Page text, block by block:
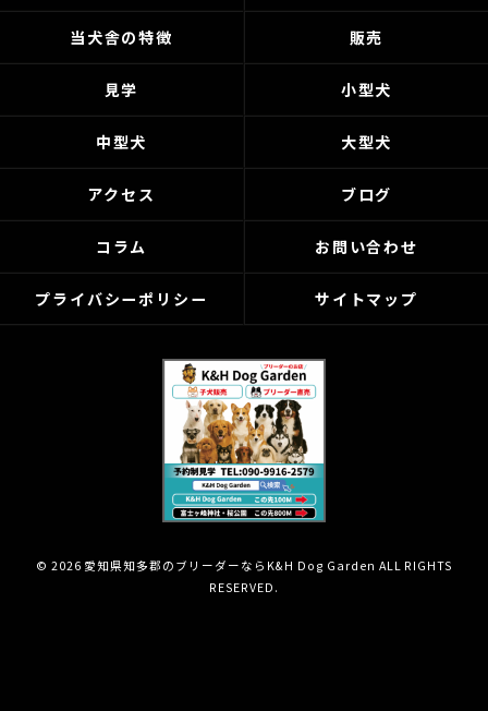
当犬舎の特徴 販売
見学 小型犬
中型犬 大型犬
アクセス ブログ
コラム お問い合わせ
プライバシーポリシー サイトマップ
© 2026 愛知県知多郡のブリーダーならK&H Dog Garden ALL RIGHTS
RESERVED.